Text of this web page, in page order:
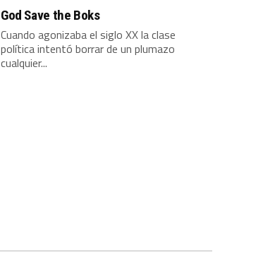
God Save the Boks
Cuando agonizaba el siglo XX la clase
política intentó borrar de un plumazo
cualquier...